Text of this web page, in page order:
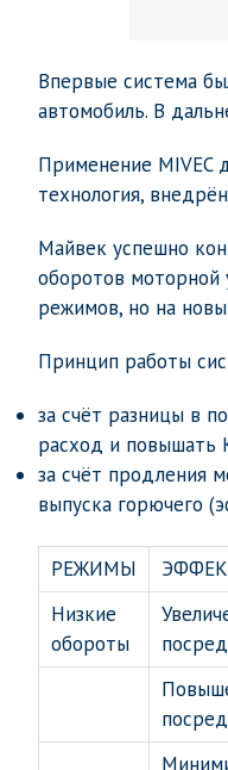
Впервые система
автомобиль. В
Применение MIVEC
технология,
Майвек успешно
оборотов моторной
режимов, но на
Принцип работы
за счёт разницы в
расход и повышать
за счёт продления
выпуска горючего
РЕЖИМЫ
Низкие
обороты